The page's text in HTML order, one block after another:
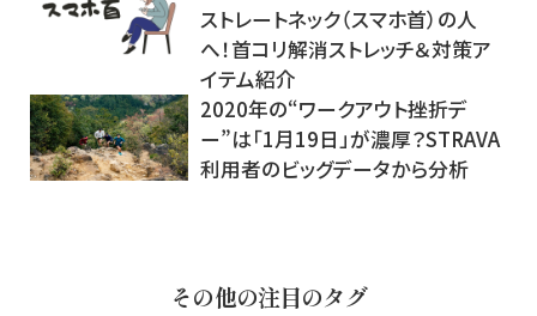
ストレートネック（スマホ首）の人
へ！首コリ解消ストレッチ＆対策ア
イテム紹介
2020年の“ワークアウト挫折デ
ー”は「1月19日」が濃厚？STRAVA
利用者のビッグデータから分析
その他の注目のタグ